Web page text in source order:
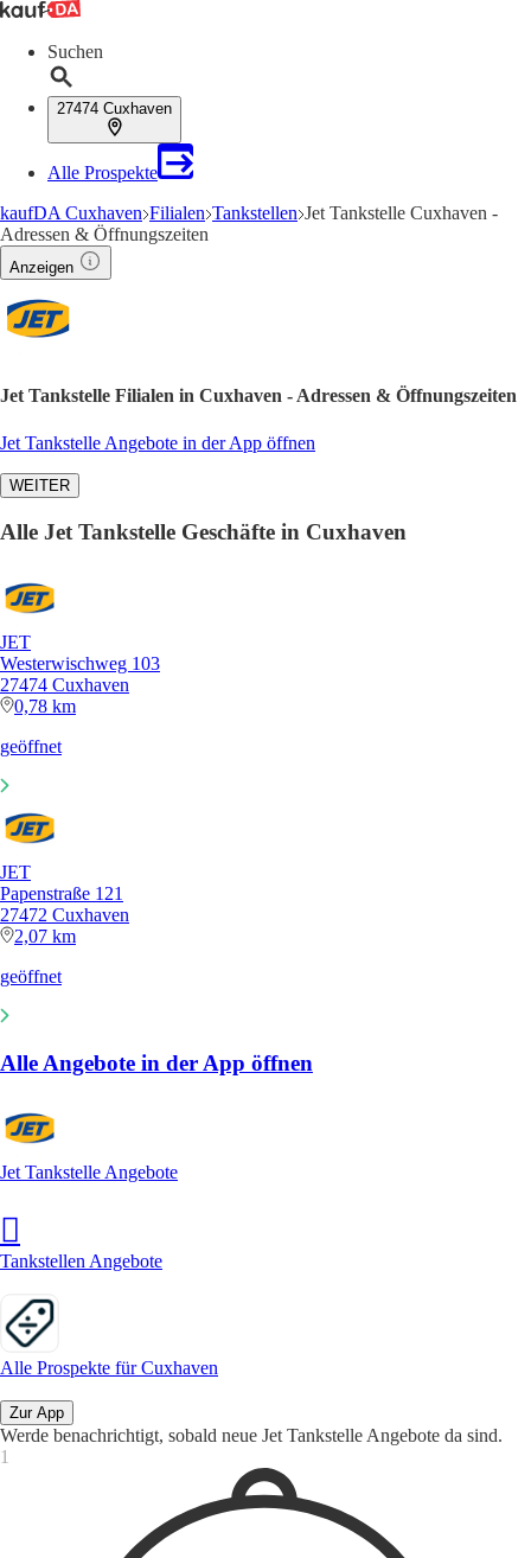
Suchen
27474 Cuxhaven
Alle Prospekte
kaufDA Cuxhaven Filialen Tankstellen Jet Tankstelle Cuxhaven -
Adressen & Öffnungszeiten
Anzeigen
Jet Tankstelle Filialen in Cuxhaven - Adressen & Öffnungszeiten
Jet Tankstelle Angebote in der App öffnen
WEITER
Alle Jet Tankstelle Geschäfte in Cuxhaven
JET
Westerwischweg 103
27474 Cuxhaven
0,78 km
geöffnet
JET
Papenstraße 121
27472 Cuxhaven
2,07 km
geöffnet
Alle Angebote in der App öffnen
Jet Tankstelle Angebote
Tankstellen Angebote
Alle Prospekte für Cuxhaven
Zur App
Werde benachrichtigt, sobald neue Jet Tankstelle Angebote da sind.